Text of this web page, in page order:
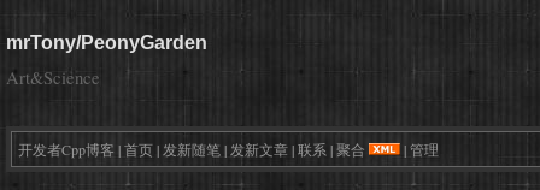
mrTony/PeonyGarden
Art&Science
开发者Cpp博客 |首页| 发新随笔 | 发新文章|联系 |聚合 |管理